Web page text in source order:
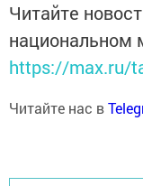
Читайте
национальном
https://max.ru/
Читайте нас в